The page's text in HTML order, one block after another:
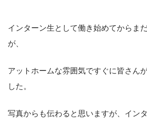
インターン生として働き始めてからま
が、
アットホームな雰囲気ですぐに皆さん
した。
写真からも伝わると思いますが、イン